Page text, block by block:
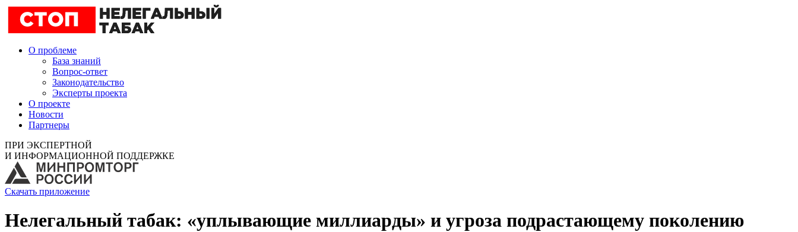
О проблеме
База знаний
Вопрос-ответ
Законодательство
Эксперты проекта
О проекте
Новости
Партнеры
ПРИ ЭКСПЕРТНОЙ
И ИНФОРМАЦИОННОЙ ПОДДЕРЖКЕ
Скачать приложение
Нелегальный табак: «уплывающие миллиарды» и угроза подрастающему поколению